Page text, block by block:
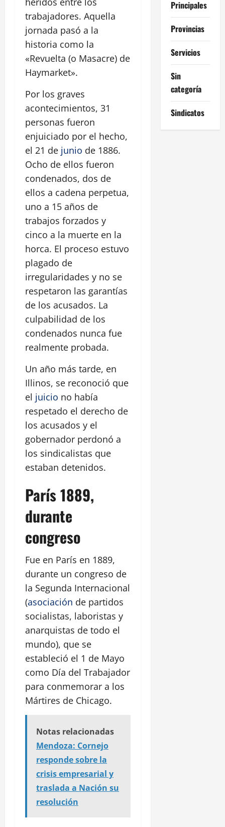
trabajadores. Aquella
jornada pasó a la
historia como la
«Revuelta (o Masacre) de
Haymarket».
Por los graves
acontecimientos, 31
personas fueron
enjuiciado por el hecho,
el 21 de junio de 1886.
Ocho de ellos fueron
condenados, dos de
ellos a cadena perpetua,
uno a 15 años de
trabajos forzados y
cinco a la muerte en la
horca. El proceso estuvo
plagado de
irregularidades y no se
respetaron las garantías
de los acusados. La
culpabilidad de los
condenados nunca fue
realmente probada.
Un año más tarde, en
Illinos, se reconoció que
el juicio no había
respetado el derecho de
los acusados y el
gobernador perdonó a
los sindicalistas que
estaban detenidos.
París 1889,
durante
congreso
Fue en París en 1889,
durante un congreso de
la Segunda Internacional
(asociación de partidos
socialistas, laboristas y
anarquistas de todo el
mundo), que se
estableció el 1 de Mayo
como Día del Trabajador
para conmemorar a los
Mártires de Chicago.
Notas relacionadas
Mendoza: Cornejo
responde sobre la
crisis empresarial y
traslada a Nación su
resolución
Principales
Provincias
Servicios
Sin
categoría
Sindicatos